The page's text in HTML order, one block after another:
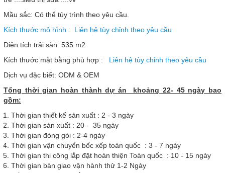
Mầu sắc: Có thể tủy trình theo yêu cầu.
Kích thước mô hình : Liên hệ tùy chỉnh theo yêu cầu
Diện tích trải sàn: 535 m2
Kích thước mặt bằng phù hợp :
Liên hệ tùy chỉnh theo yêu cầu
Dịch vụ đặc biết: ODM & OEM
Tổng thời gian hoàn thành dự án khoảng 22- 45 ngày bao
gồm:
Thời gian thiết kế sản xuất : 2 - 3 ngày
Thời gian sản xuất : 20 - 35 ngày
Thời gian đóng gói : 2-4 ngày
Thời gian vận chuyển bốc xếp toàn quốc : 3 - 7 ngày
Thời gian thi công lắp đặt hoàn thiện Toàn quốc : 10 - 15 ngày
Thời gian bàn giao vận hành thử 1-2 Ngày